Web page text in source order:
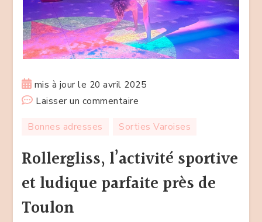
mis à jour le 20 avril 2025
Laisser un commentaire
l’activité
sportive
et
ludique
Bonnes adresses Sorties Varoises
Rollergliss, l’activité sportive
et ludique parfaite près de
Toulon